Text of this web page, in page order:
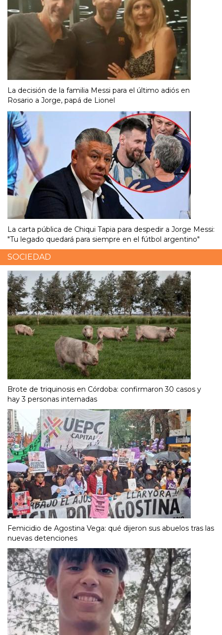
La decisión de la familia Messi para el último adiós en
Rosario a Jorge, papá de Lionel
La carta pública de Chiqui Tapia para despedir a Jorge Messi:
"Tu legado quedará para siempre en el fútbol argentino"
SOCIEDAD
Brote de triquinosis en Córdoba: confirmaron 30 casos y
hay 3 personas internadas
Femicidio de Agostina Vega: qué dijeron sus abuelos tras las
nuevas detenciones